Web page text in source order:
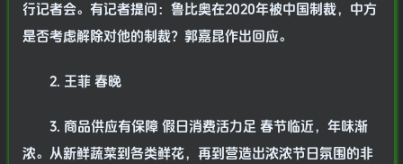
行记者会。有记者提问：鲁比奥在2020年被中国制裁，中方
是否考虑解除对他的制裁？郭嘉昆作出回应。
2. 王菲 春晚
3. 商品供应有保障 假日消费活力足 春节临近，年味渐
浓。从新鲜蔬菜到各类鲜花，再到营造出浓浓节日氛围的非